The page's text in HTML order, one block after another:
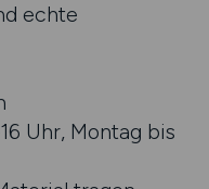
echte
Uhr, Montag bis